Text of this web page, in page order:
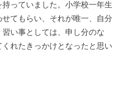
っていました。小学校一年生
てもらい、それが唯一、自分
い事としては、申し分のな
れたきっかけとなったと思い